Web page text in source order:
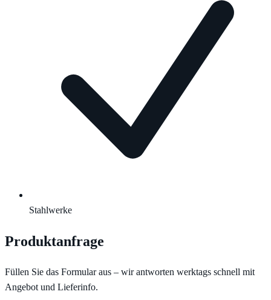
Stahlwerke
Produktanfrage
Füllen Sie das Formular aus – wir antworten werktags schnell mit
Angebot und Lieferinfo.